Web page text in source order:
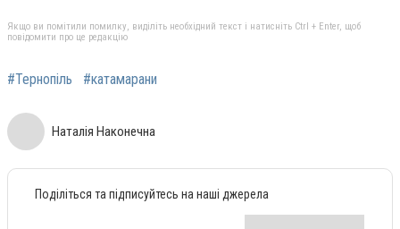
Якщо ви помітили помилку, виділіть необхідний текст і натисніть Ctrl + Enter, щоб
повідомити про це редакцію
#Тернопіль #катамарани
Наталія Наконечна
Поділіться та підписуйтесь на наші джерела